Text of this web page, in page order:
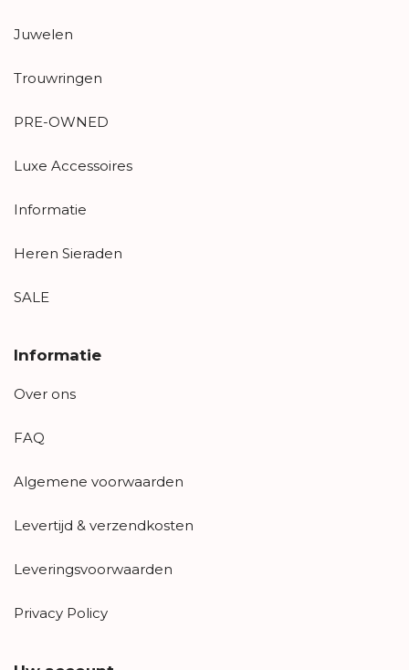
Juwelen
Trouwringen
PRE-OWNED
Luxe Accessoires
Informatie
Heren Sieraden
SALE
Informatie
Over ons
FAQ
Algemene voorwaarden
Levertijd & verzendkosten
Leveringsvoorwaarden
Privacy Policy